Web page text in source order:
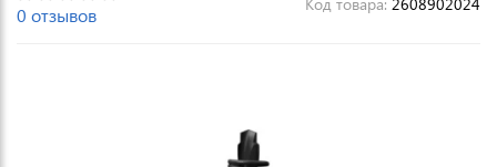
0 отзывов